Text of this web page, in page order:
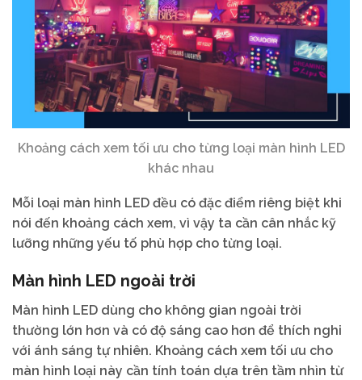
Khoảng cách xem tối ưu cho từng loại màn hình LED
khác nhau
Mỗi loại màn hình LED đều có đặc điểm riêng biệt khi
nói đến khoảng cách xem, vì vậy ta cần cân nhắc kỹ
lưỡng những yếu tố phù hợp cho từng loại.
Màn hình LED ngoài trời
Màn hình LED dùng cho không gian ngoài trời
thường lớn hơn và có độ sáng cao hơn để thích nghi
với ánh sáng tự nhiên. Khoảng cách xem tối ưu cho
màn hình loại này cần tính toán dựa trên tầm nhìn từ